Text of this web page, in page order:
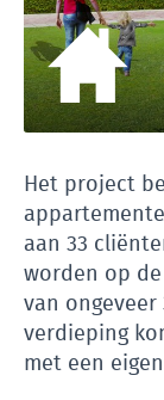
Het project
aan 33
worden op
van ongeveer
verdieping
met een